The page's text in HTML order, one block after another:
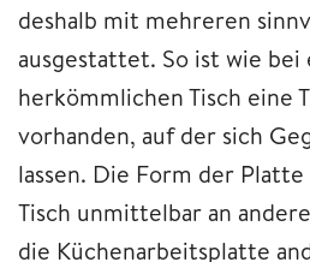
deshalb mit mehreren
ausgestattet. So ist wie bei
herkömmlichen Tisch eine
vorhanden, auf der sich
lassen. Die Form der
Tisch unmittelbar an
die Küchenarbeitsplatte